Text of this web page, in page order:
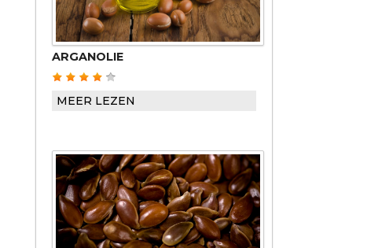
ARGANOLIE
MEER LEZEN